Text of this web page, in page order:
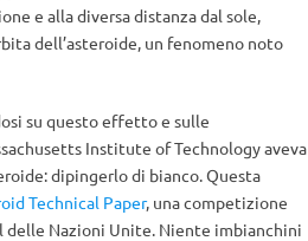
e alla diversa distanza dal sole,
dell’asteroide, un fenomeno noto
su questo effetto e sulle
Institute of Technology aveva
dipingerlo di bianco. Questa
Technical Paper, una competizione
delle Nazioni Unite. Niente imbianchini